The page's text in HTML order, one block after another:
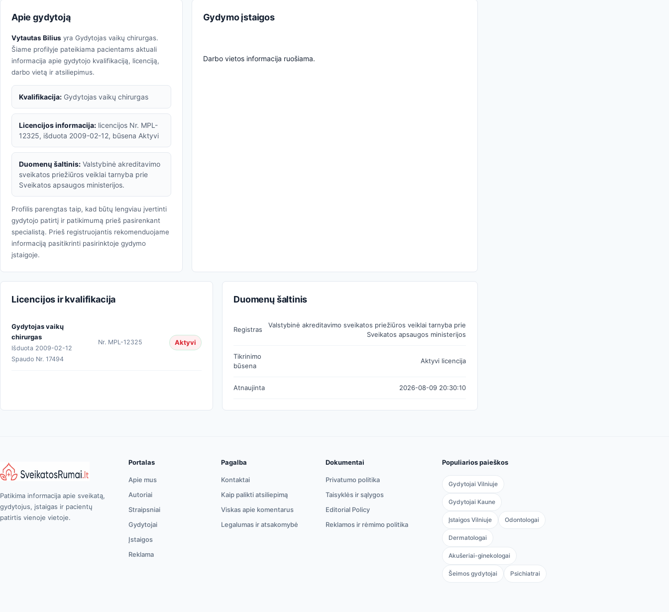
Apie gydytoją
Vytautas Bilius yra Gydytojas vaikų chirurgas.
Šiame profilyje pateikiama pacientams aktuali
informacija apie gydytojo kvalifikaciją, licenciją,
darbo vietą ir atsiliepimus.
Kvalifikacija: Gydytojas vaikų chirurgas
Licencijos informacija: licencijos Nr. MPL-
12325, išduota 2009-02-12, būsena Aktyvi
Duomenų šaltinis: Valstybinė akreditavimo
sveikatos priežiūros veiklai tarnyba prie
Sveikatos apsaugos ministerijos.
Profilis parengtas taip, kad būtų lengviau įvertinti
gydytojo patirtį ir patikimumą prieš pasirenkant
specialistą. Prieš registruojantis rekomenduojame
informaciją pasitikrinti pasirinktoje gydymo
įstaigoje.
Gydymo įstaigos
Darbo vietos informacija ruošiama.
Licencijos ir kvalifikacija
Gydytojas vaikų
chirurgas
Išduota 2009-02-12
Spaudo Nr. 17494
Nr. MPL-12325 Aktyvi
Duomenų šaltinis
Registras
Valstybinė akreditavimo sveikatos priežiūros veiklai tarnyba prie
Sveikatos apsaugos ministerijos
Tikrinimo
būsena
Aktyvi licencija
Atnaujinta 2026-08-09 20:30:10
Patikima informacija apie sveikatą,
gydytojus, įstaigas ir pacientų
patirtis vienoje vietoje.
Portalas
Apie mus
Autoriai
Straipsniai
Gydytojai
Įstaigos
Reklama
Pagalba
Kontaktai
Kaip palikti atsiliepimą
Viskas apie komentarus
Legalumas ir atsakomybė
Dokumentai
Privatumo politika
Taisyklės ir sąlygos
Editorial Policy
Reklamos ir rėmimo politika
Populiarios paieškos
Gydytojai Vilniuje
Gydytojai Kaune
Įstaigos Vilniuje Odontologai
Dermatologai
Akušeriai-ginekologai
Šeimos gydytojai Psichiatrai